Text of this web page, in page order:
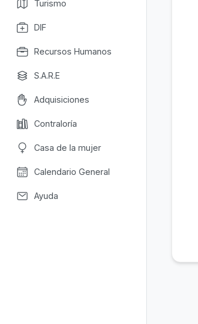
Turismo
DIF
Recursos Humanos
S.A.R.E
Adquisiciones
Contraloría
Casa de la mujer
Calendario General
Ayuda